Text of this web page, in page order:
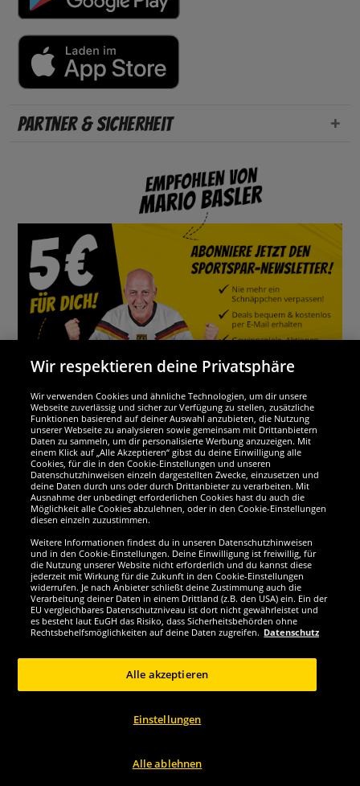
Partner & Sicherheit
Wir sind ausgezeichnet
Werde SportSpar-Fan!
Copyright © 2024 Sportspar GmbH, Gustav-Adolf-Ring 7, 04838 Eilenburg DE -
*Alle Preise inkl. gesetzl. Mehrwertsteuer zzgl.
Mitgliedschaft
Wir respektieren deine Privatsphäre
Wir verwenden Cookies und ähnliche Technologien, um dir unsere
Webseite zuverlässig und sicher zur Verfügung zu stellen, zusätzliche
Funktionen basierend auf deiner Auswahl anzubieten, die Nutzung
unserer Webseite zu analysieren sowie gemeinsam mit Drittanbietern
Daten zu sammeln, um dir personalisierte Werbung anzuzeigen. Mit
einem Klick auf „Alle Akzeptieren“ gibst du deine Einwilligung alle
Cookies, für die in den Cookie-Einstellungen und unseren
Datenschutzhinweisen einzeln dargestellten Zwecke, einzusetzen und
deine Daten durch uns oder durch Drittanbieter zu verarbeiten. Mit
Ausnahme der unbedingt erforderlichen Cookies hast du auch die
Möglichkeit alle Cookies abzulehnen, oder in den Cookie-Einstellungen
diesen einzeln zuzustimmen.
Weitere Informationen findest du in unseren Datenschutzhinweisen
und in den Cookie-Einstellungen. Deine Einwilligung ist freiwillig, für
die Nutzung unserer Website nicht erforderlich und du kannst diese
jederzeit mit Wirkung für die Zukunft in den Cookie-Einstellungen
widerrufen. Je nach Anbieter schließt deine Zustimmung auch die
Verarbeitung deiner Daten in einem Drittland (z.B. den USA) ein. Ein der
EU vergleichbares Datenschutzniveau ist dort nicht gewährleistet und
es besteht laut EuGH das Risiko, dass Sicherheitsbehörden ohne
Rechtsbehelfsmöglichkeiten auf deine Daten zugreifen. Datenschutz
Einstellungen
Alle ablehnen
Alle akzeptieren